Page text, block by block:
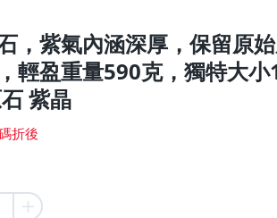
，紫氣內涵深厚，保留原始
輕盈重量590克，獨特大
紫晶